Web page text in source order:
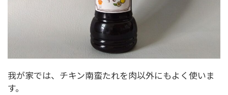
我が家では、チキン南蛮たれを肉以外にもよく使いま
す。